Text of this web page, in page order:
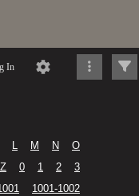
In
L M N
O
Z 0 1 2
3
1001-1002